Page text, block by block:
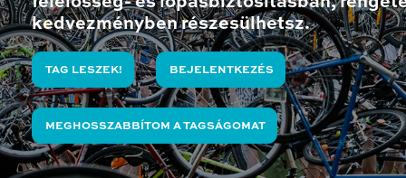
kedvezményben részesülhetsz.
TAG LESZEK! BEJELENTKEZÉS
MEGHOSSZABBÍTOM A TAGSÁGOMAT